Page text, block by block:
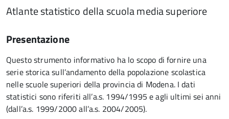
Atlante statistico della scuola media superiore
Presentazione
Questo strumento informativo ha lo scopo di fornire una
serie storica sull’andamento della popolazione scolastica
nelle scuole superiori della provincia di Modena. I dati
statistici sono riferiti all’a.s. 1994/1995 e agli ultimi sei anni
(dall’a.s. 1999/2000 all’a.s. 2004/2005).